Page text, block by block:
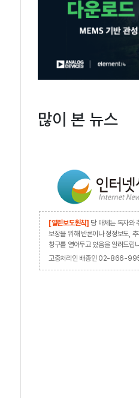
많이 본 뉴스
[열린보도원칙] 당 매체는 독자와
보장을 위해 반론이나 정정보도,
창구를 열어두고 있음을 알려드립
고충처리인 배종인 02-866-